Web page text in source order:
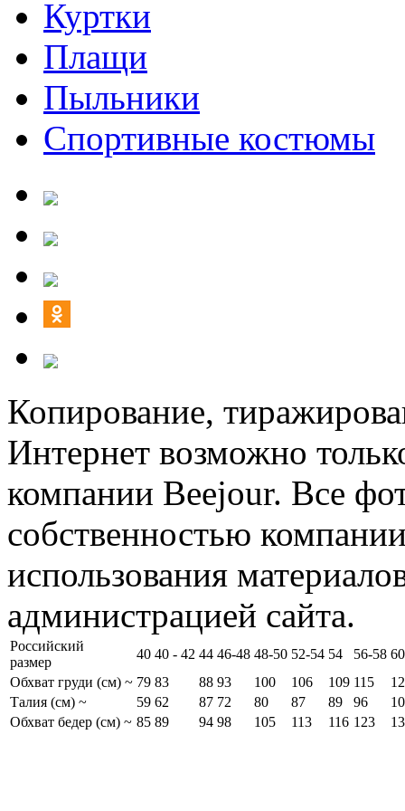
Куртки
Плащи
Пыльники
Спортивные костюмы
Копирование,
Интернет возможно
компании Beejour. Все
собственностью
использования
администрацией сайта.
Российский
размер
40 40 - 42 44 46-48 48-50 52-54 54 56-58
Обхват груди (см) ~ 79 83 88 93 100 106 109 115
Талия (см) ~
59 62 87 72 80 87 89 96
Обхват бедер (см) ~ 85 89 94 98 105 113 116 123